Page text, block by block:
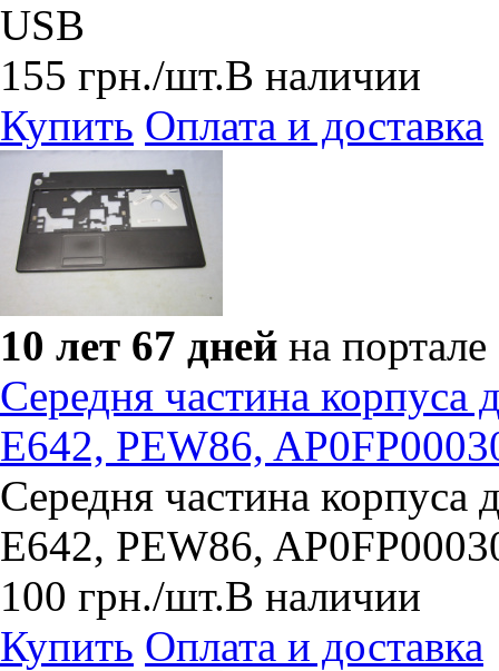
USB
155 грн./шт.В наличии
Купить Оплата и доставка
10 лет 67 дней на портале
Середня частина корпуса
E642, PEW86,
Середня частина корпуса
E642, PEW86,
100 грн./шт.В наличии
Купить Оплата и доставка